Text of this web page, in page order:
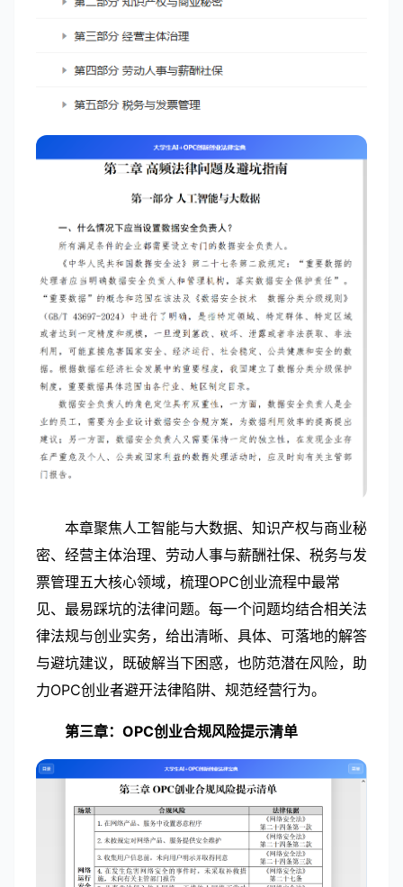
本章聚焦人工智能与大数据、知识产权与商业秘
密、经营主体治理、劳动人事与薪酬社保、税务与发
票管理五大核心领域，梳理OPC创业流程中最常
见、最易踩坑的法律问题。每一个问题均结合相关法
律法规与创业实务，给出清晰、具体、可落地的解答
与避坑建议，既破解当下困惑，也防范潜在风险，助
力OPC创业者避开法律陷阱、规范经营行为。
第三章： OPC创业合规风险提示清单